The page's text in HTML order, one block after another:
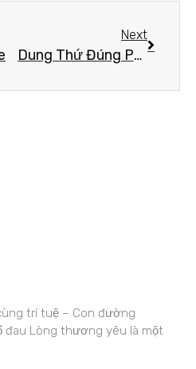
Next
Dung Thứ Đúng Pháp
trí tuệ – Con đường
Lòng thương yêu là một